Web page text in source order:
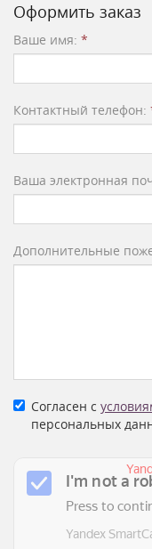
Оформить заказ
Ваше имя: *
Контактный телефон:
Ваша электронная
Дополнительные
Согласен с
персональных